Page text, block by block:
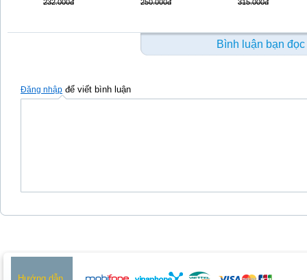
232.000đ
250.000đ
315.000đ
Bình luận bạn đọc
Đăng nhập để viết bình luận